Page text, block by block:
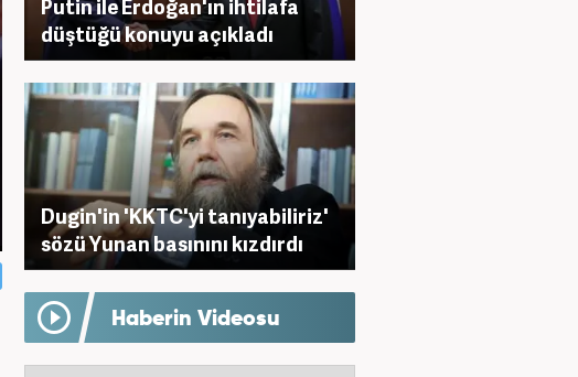
Putin ile Erdoğan'ın ihtilafa
düştüğü konuyu açıkladı
Dugin'in 'KKTC'yi tanıyabiliriz'
sözü Yunan basınını kızdırdı
Haberin Videosu